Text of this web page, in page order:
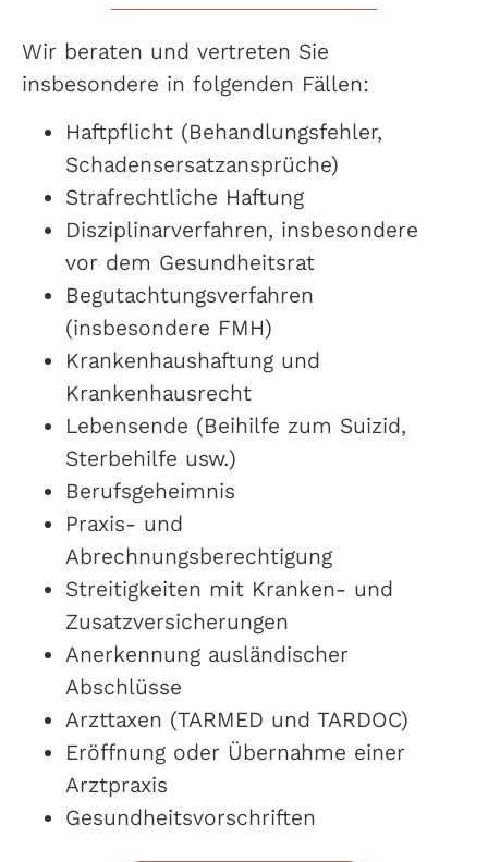
Wir beraten und vertreten Sie
insbesondere in folgenden Fällen:
Haftpflicht (Behandlungsfehler,
Schadensersatzansprüche)
Strafrechtliche Haftung
Disziplinarverfahren, insbesondere
vor dem Gesundheitsrat
Begutachtungsverfahren
(insbesondere FMH)
Krankenhaushaftung und
Krankenhausrecht
Lebensende (Beihilfe zum Suizid,
Sterbehilfe usw.)
Berufsgeheimnis
Praxis- und
Abrechnungsberechtigung
Streitigkeiten mit Kranken- und
Zusatzversicherungen
Anerkennung ausländischer
Abschlüsse
Arzttaxen (TARMED und TARDOC)
Eröffnung oder Übernahme einer
Arztpraxis
Gesundheitsvorschriften